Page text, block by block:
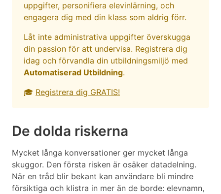
uppgifter, personifiera elevinlärning, och
engagera dig med din klass som aldrig förr.
Låt inte administrativa uppgifter överskugga
din passion för att undervisa. Registrera dig
idag och förvandla din utbildningsmiljö med
Automatiserad Utbildning.
🎓 Registrera dig GRATIS!
De dolda riskerna
Mycket långa konversationer ger mycket långa
skuggor. Den första risken är osäker datadelning.
När en tråd blir bekant kan användare bli mindre
försiktiga och klistra in mer än de borde: elevnamn,